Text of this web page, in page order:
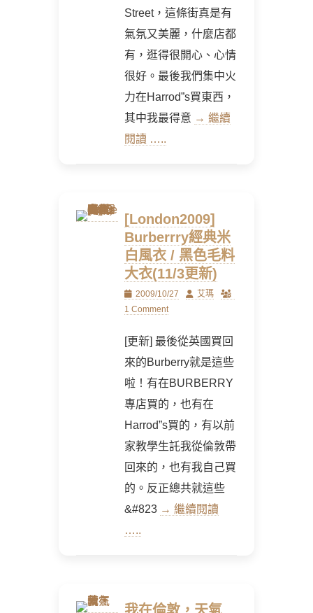
Street，這條街真是有
氣氛又美麗，什麼店都
有，逛得很開心、心情
很好。最後我們集中火
力在Harrod”s買東西，
其中我最得意 → 繼續
閱讀 …..
[London2009]
Burberrry經典米
白風衣 / 黑色毛料
大衣(11/3更新)
Posted
on
2009/10/27 Author
艾瑪
1 Comment
[更新] 最後從英國買回
來的Burberry就是這些
啦！有在BURBERRY
專店買的，也有在
Harrod”s買的，有以前
家教學生託我從倫敦帶
回來的，也有我自己買
的。反正總共就這些
&#823 → 繼續閱讀
…..